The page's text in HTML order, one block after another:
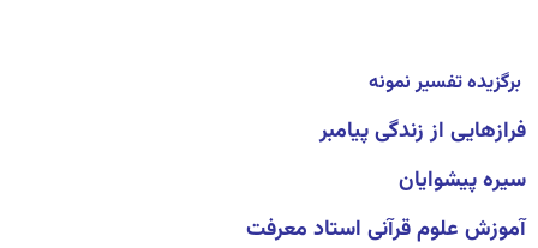
برگزیده تفسیر نمونه
فرازهایی از زندگی پیامبر
سیره پیشوایان
آموزش علوم قرآنی استاد معرفت